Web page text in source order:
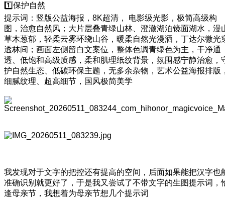
1️⃣保护自然
提示词：竖版公益海报，8K超清， 电影级光影，极简高级构
图，治愈自然风；大片层叠青绿山林、澄澈湖泊镜面湖水，漫
草木葱郁，轻柔云雾环绕山谷，暖柔自然光漫洒，丁达尔微光
透林间；画面左侧留白文案位，整体色调青绿色为主，干净通
透、低饱和高级质感，柔和肌理纸纹背景，氛围感宁静治愈，
护自然生态、低碳环保主题，无多余杂物，艺术公益海报排版
细腻纹理、超高细节，国风极简美学
我发现对于文字的把控还有提高的空间，后面如果能把汉字也
准确识别就更好了，于是我又尝试了不带文字的生图提示词，
逢母亲节，我想着为母亲节想几个提示词